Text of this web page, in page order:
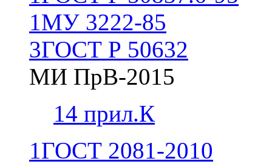
1МУ 3222-85
3ГОСТ Р 50632
МИ ПрВ-2015
14 прил.К
1ГОСТ 2081-2010